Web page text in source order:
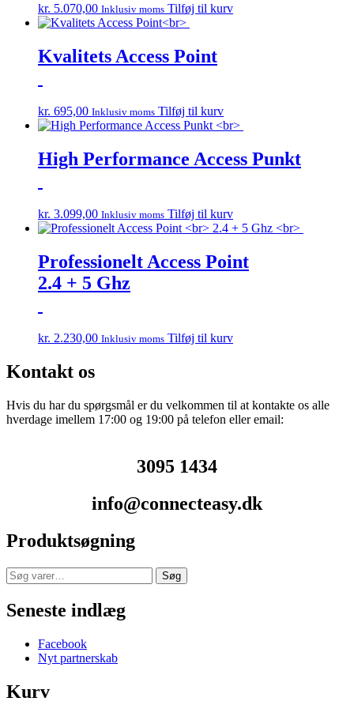
kr. 5.070,00 Inklusiv moms Tilføj til kurv
Kvalitets Access Point
kr. 695,00 Inklusiv moms Tilføj til kurv
High Performance Access Punkt
kr. 3.099,00 Inklusiv moms Tilføj til kurv
Professionelt Access Point
2.4 + 5 Ghz
kr. 2.230,00 Inklusiv moms Tilføj til kurv
Kontakt os
Hvis du har du spørgsmål er du velkommen til at kontakte os alle
hverdage imellem 17:00 og 19:00 på telefon eller email:
3095 1434
info@connecteasy.dk
Produktsøgning
Søg
efter:
Søg
Seneste indlæg
Facebook
Nyt partnerskab
Kurv